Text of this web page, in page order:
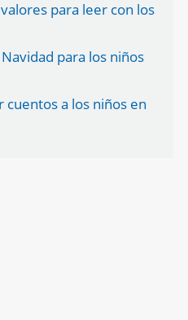
para leer con los
para los niños
cuentos a los niños en